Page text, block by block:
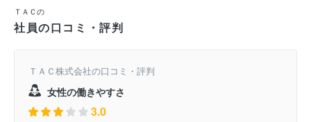
ＴＡＣの
社員の口コミ・評判
ＴＡＣ株式会社の口コミ・評判
女性の働きやすさ
3.0